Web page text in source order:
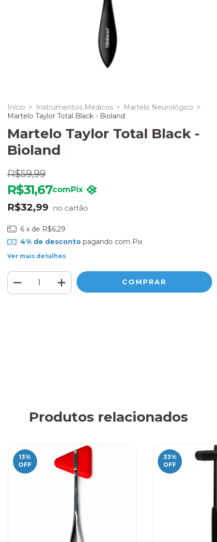
Início > Instrumentos Médicos > Martelo Neurológico >
Martelo Taylor Total Black - Bioland
Martelo Taylor Total Black -
Bioland
R$59,99
R$32,99
R$31,67comPix
6 x de R$6,29
4% de descontopagando com Pix
Ver mais detalhes
Produtos relacionados
13%
OFF
33%
OFF